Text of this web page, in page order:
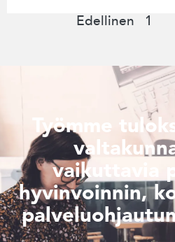
Edellinen 1
Työmme
vaikuttavia
hyvinvoinnin,